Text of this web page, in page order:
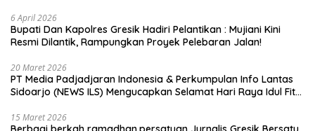
6 April 2026
​Bupati Dan Kapolres Gresik Hadiri Pelantikan : Mujiani Kini
Resmi Dilantik, Rampungkan Proyek Pelebaran Jalan!
20 Maret 2026
PT Media Padjadjaran Indonesia & Perkumpulan Info Lantas
Sidoarjo (NEWS ILS) Mengucapkan Selamat Hari Raya Idul Fitri
15 Maret 2026